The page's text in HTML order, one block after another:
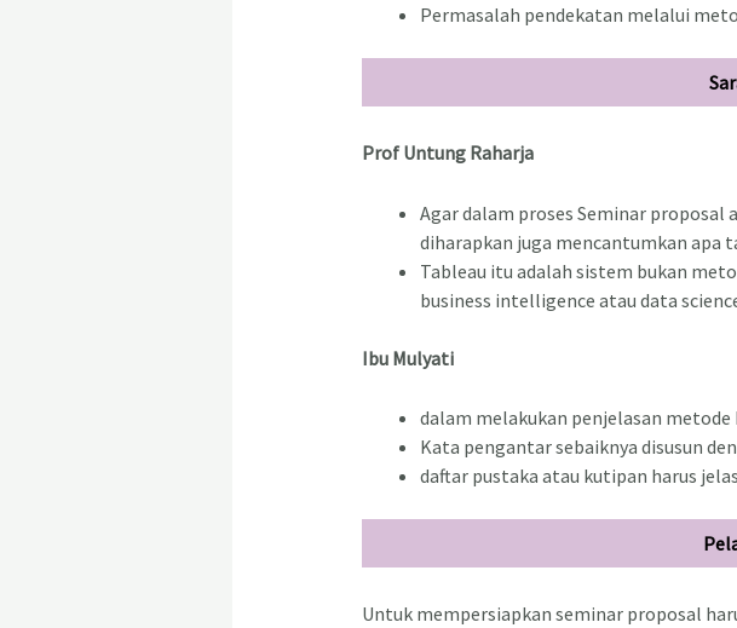
Permasalah pendekatan melalui
Prof Untung Raharja
Agar dalam proses Seminar
diharapkan juga mencantumkan apa
Tableau itu adalah sistem bukan
business intelligence atau data
Ibu Mulyati
dalam melakukan penjelasan
Kata pengantar sebaiknya disusun
daftar pustaka atau kutipan harus jelas
Untuk mempersiapkan seminar proposal